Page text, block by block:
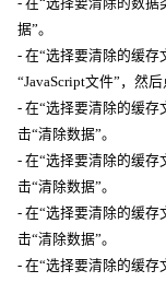
据”。
- 在“选择要清除的缓存
“JavaScript文件”，然后
- 在“选择要清除的缓存
击“清除数据”。
- 在“选择要清除的缓存
击“清除数据”。
- 在“选择要清除的缓存
击“清除数据”。
- 在“选择要清除的缓存